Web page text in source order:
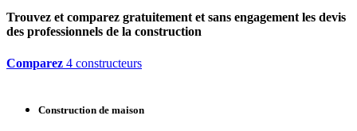
Trouvez et comparez gratuitement et sans engagement les devis
des professionnels de la construction
Comparez 4 constructeurs
Construction de maison